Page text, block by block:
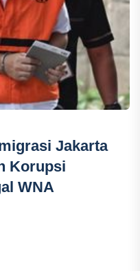
Jakarta
Korupsi
WNA